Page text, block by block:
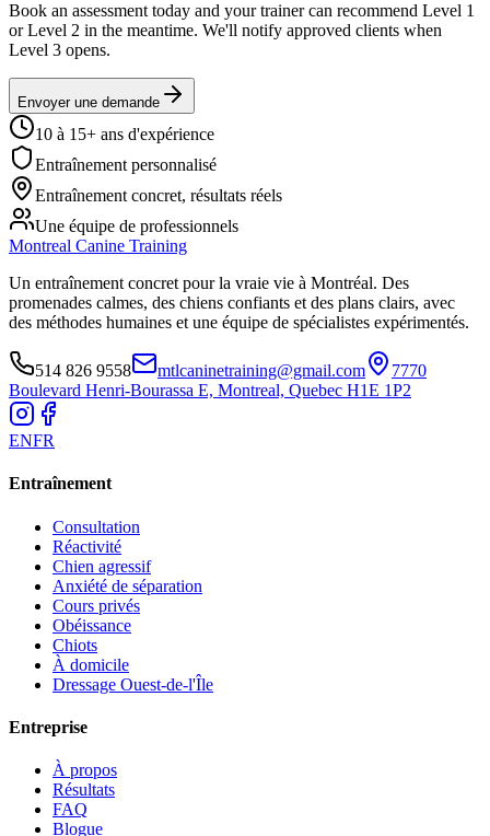
Book an assessment today and your trainer can recommend Level 1
or Level 2 in the meantime. We'll notify approved clients when
Level 3 opens.
Envoyer une demande
10 à 15+ ans d'expérience
Entraînement personnalisé
Entraînement concret, résultats réels
Une équipe de professionnels
Montreal Canine Training
Un entraînement concret pour la vraie vie à Montréal. Des
promenades calmes, des chiens confiants et des plans clairs, avec
des méthodes humaines et une équipe de spécialistes expérimentés.
514 826 9558 mtlcaninetraining@gmail.com
7770
Boulevard Henri-Bourassa E, Montreal, Quebec H1E 1P2
ENFR
Entraînement
Consultation
Réactivité
Chien agressif
Anxiété de séparation
Cours privés
Obéissance
Chiots
À domicile
Dressage Ouest-de-l'Île
Entreprise
À propos
Résultats
FAQ
Blogue